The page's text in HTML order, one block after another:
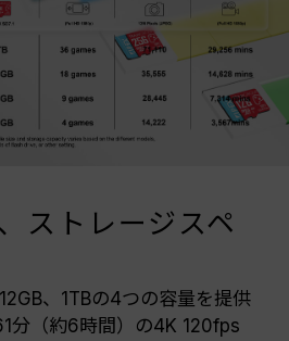
ストレージスペ
、1TBの4つの容量を提供
分（約6時間）の4K 120fps